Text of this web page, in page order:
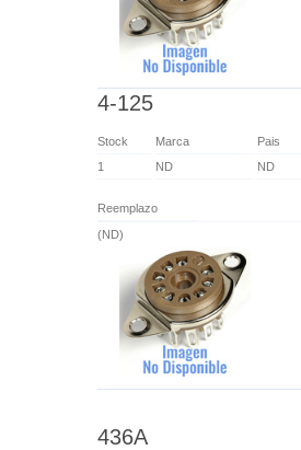
4-125
Stock Marca
Pais
1
ND ND
Reemplazo
(ND)
436A